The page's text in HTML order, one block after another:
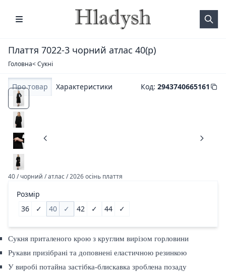
Плаття 7022-3 чорний атлас 40(р)
Головна< Сукні
Про товар Характеристики Код: 2943740665161
40 / чорний / атлас / 2026 осінь плаття
Розмір
36
✓ 40 ✓ 42 ✓ 44 ✓
Сукня приталеного крою з круглим вирізом горловини
Рукави призібрані та доповнені еластичною резинкою
У виробі потайна застібка-блискавка зроблена позаду